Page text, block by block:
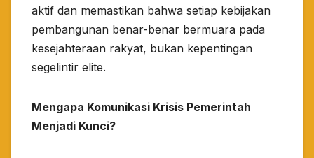
aktif dan memastikan bahwa setiap kebijakan
pembangunan benar-benar bermuara pada
kesejahteraan rakyat, bukan kepentingan
segelintir elite.
​Mengapa Komunikasi Krisis Pemerintah
Menjadi Kunci?